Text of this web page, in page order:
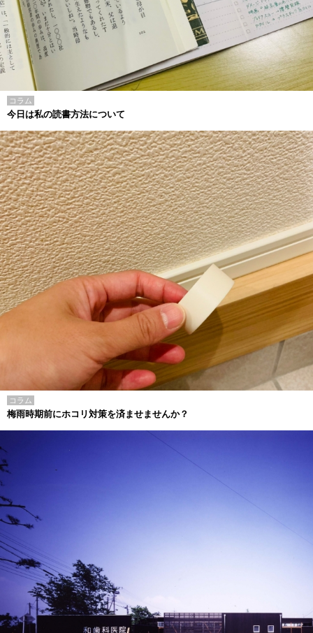
コラム
今日は私の読書方法について
コラム
梅雨時期前にホコリ対策を済ませませんか？